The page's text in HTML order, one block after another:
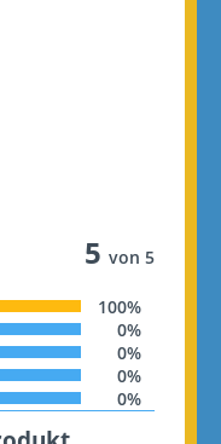
5 von 5
100%
0%
0%
0%
0%